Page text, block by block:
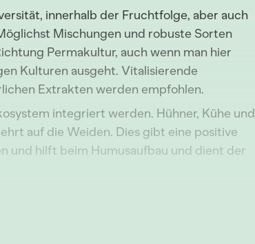
innerhalb der Fruchtfolge, aber auch
Mischungen und robuste Sorten
Permakultur, auch wenn man hier
Kulturen ausgeht. Vitalisierende
Extrakten werden empfohlen.
integriert werden. Hühner, Kühe und
auf die Weiden. Dies gibt eine positive
und hilft beim Humusaufbau und dient der